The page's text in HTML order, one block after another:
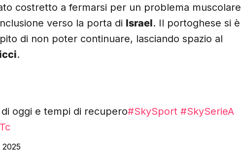
costretto a fermarsi per un problema muscolare
verso la porta di Israel. Il portoghese si è
di non poter continuare, lasciando spazio al
.
oggi e tempi di recupero#SkySport #SkySerieA